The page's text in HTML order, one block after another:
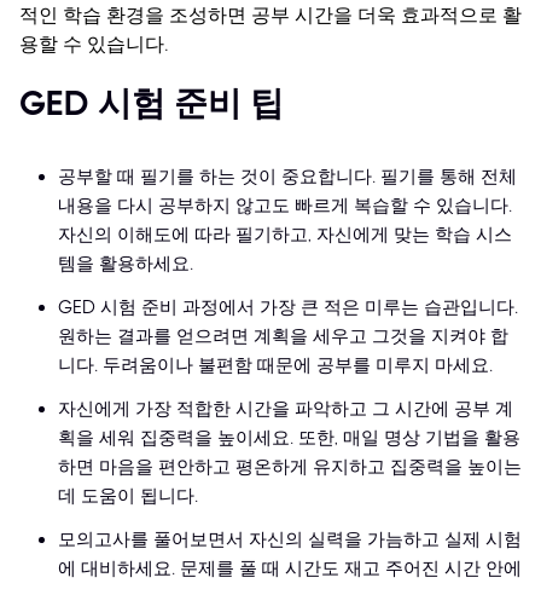
적인 학습 환경을 조성하면 공부 시간을 더욱 효과적으로 활
용할 수 있습니다.
GED 시험 준비 팁
공부할 때 필기를 하는 것이 중요합니다. 필기를 통해 전체
내용을 다시 공부하지 않고도 빠르게 복습할 수 있습니다.
자신의 이해도에 따라 필기하고, 자신에게 맞는 학습 시스
템을 활용하세요.
GED 시험 준비 과정에서 가장 큰 적은 미루는 습관입니다.
원하는 결과를 얻으려면 계획을 세우고 그것을 지켜야 합
니다. 두려움이나 불편함 때문에 공부를 미루지 마세요.
자신에게 가장 적합한 시간을 파악하고 그 시간에 공부 계
획을 세워 집중력을 높이세요. 또한, 매일 명상 기법을 활용
하면 마음을 편안하고 평온하게 유지하고 집중력을 높이는
데 도움이 됩니다.
모의고사를 풀어보면서 자신의 실력을 가늠하고 실제 시험
에 대비하세요. 문제를 풀 때 시간도 재고 주어진 시간 안에